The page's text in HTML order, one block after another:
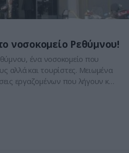
νοσοκομείο Ρεθύμνου!
ένα νοσοκομείο που
αλλά και τουρίστες. Μειωμένα
εργαζομένων που λήγουν και
ίδρυμα ελέω